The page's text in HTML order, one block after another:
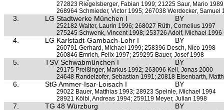
272823 Riegelsberger, Fabian 1999; 21225 Saur, Mario 1989
268964 Schmieder, Victor 1995; 267038 Werdecker, Samuel
3. LG Stadtwerke München I BY
252182 Walter, Laurin 1996; 268027 Rüth, Cornelius 1997
275245 Schwenk, Vincent 1998; 253726 Adolf, Michael 1996
4. LG Karlstadt-Gambach-Lohr I BY
260791 Gerhard, Michael 1999; 258396 Desch, Nico 1998
260846 Emrich, Felix 1997; 259295 Bauer, Josef 1998
5. TSV Schwabmünchen I BY
29175 Preißinger, Markus 1992; 263096 Kell, Jonas 2000
24648 Randelzofer, Sebastian 1991; 20818 Eisenbarth,
6. StG Ammer-Isar-Loisach I BY
29022 Bauer, Matthias 1993; 28923 Speinle, Michael 1994
28921 Kölbl, Andreas 1994; 259119 Meyer, Julian 1998
7. TG 48 Würzburg BY